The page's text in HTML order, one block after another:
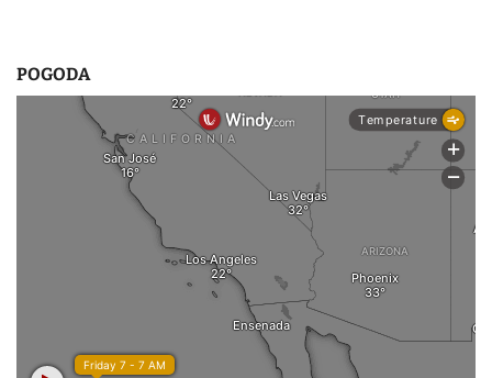
POGODA